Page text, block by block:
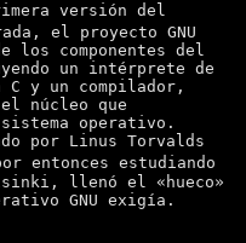
versión del
el proyecto GNU
los componentes del
un intérprete de
C y un compilador,
núcleo que
operativo.
por Linus Torvalds
entonces estudiando
llenó el «hueco»
GNU exigía.